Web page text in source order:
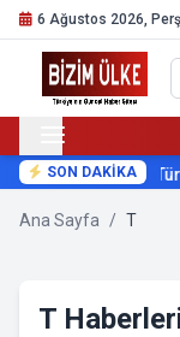
6 Ağustos 2026,
SON DAKİKA
Ana Sayfa / T
T